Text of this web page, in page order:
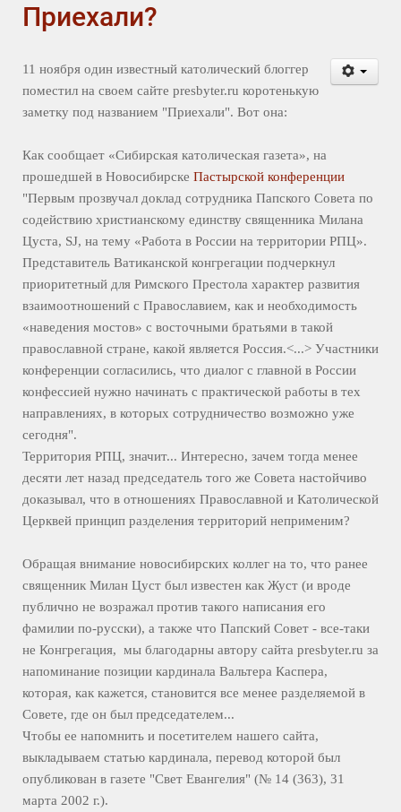
Приехали?
11 ноября один известный католический блоггер
поместил на своем сайте presbyter.ru коротенькую
заметку под названием "Приехали". Вот она:
Как сообщает «Сибирская католическая газета», на
прошедшей в Новосибирске Пастырской конференции
"Первым прозвучал доклад сотрудника Папского Совета по
содействию христианскому единству священника Милана
Цуста, SJ, на тему «Работа в России на территории РПЦ».
Представитель Ватиканской конгрегации подчеркнул
приоритетный для Римского Престола характер развития
взаимоотношений с Православием, как и необходимость
«наведения мостов» с восточными братьями в такой
православной стране, какой является Россия.<...> Участники
конференции согласились, что диалог с главной в России
конфессией нужно начинать с практической работы в тех
направлениях, в которых сотрудничество возможно уже
сегодня".
Территория РПЦ, значит... Интересно, зачем тогда менее
десяти лет назад председатель того же Совета настойчиво
доказывал, что в отношениях Православной и Католической
Церквей принцип разделения территорий неприменим?
Обращая внимание новосибирских коллег на то, что ранее
священник Милан Цуст был известен как Жуст (и вроде
публично не возражал против такого написания его
фамилии по-русски), а также что Папский Совет - все-таки
не Конгрегация, мы благодарны автору сайта presbyter.ru за
напоминание позиции кардинала Вальтера Каспера,
которая, как кажется, становится все менее разделяемой в
Совете, где он был председателем...
Чтобы ее напомнить и посетителем нашего сайта,
выкладываем статью кардинала, перевод которой был
опубликован в газете "Свет Евангелия" (№ 14 (363), 31
марта 2002 г.).